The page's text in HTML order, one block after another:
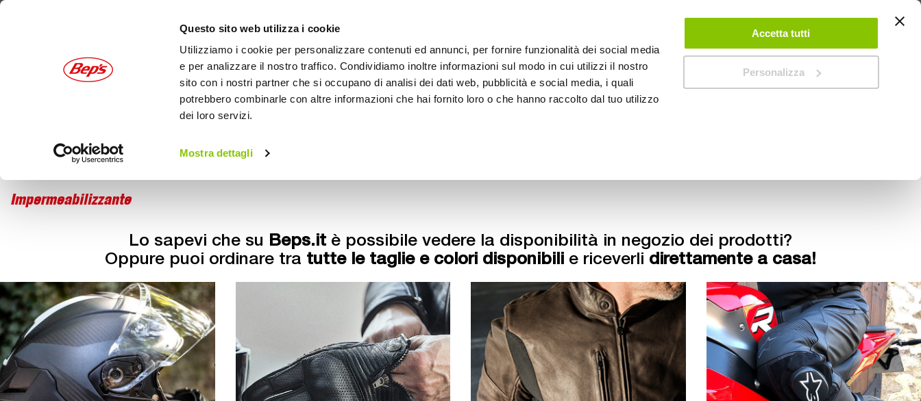
Questo sito web utilizza i cookie
Utilizziamo i cookie per personalizzare contenuti ed annunci, per fornire funzionalità dei social media
e per analizzare il nostro traffico. Condividiamo inoltre informazioni sul modo in cui utilizzi il nostro
sito con i nostri partner che si occupano di analisi dei dati web, pubblicità e social media, i quali
potrebbero combinarle con altre informazioni che hai fornito loro o che hanno raccolto dal tuo utilizzo
dei loro servizi.
Mostra dettagli
Accetta tutti
Personalizza
CONTATTACI NEGOZI IL MIO NEGOZIO
Impermeabilizzante
Lo sapevi che su Beps.it è possibile vedere la disponibilità in negozio dei prodotti?
Oppure puoi ordinare tra tutte le taglie e colori disponibili e riceverli direttamente a casa!